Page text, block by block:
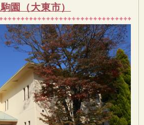
園（大東市）